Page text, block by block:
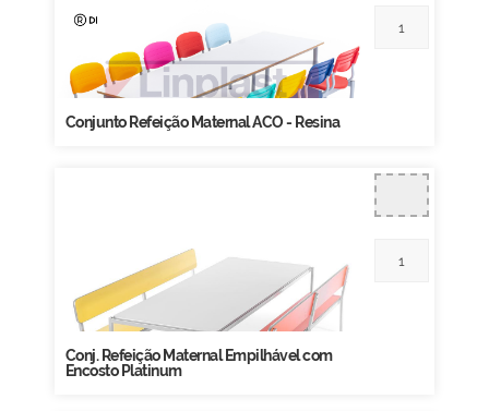
Conjunto Refeição Maternal ACO - Resina
Conj. Refeição Maternal Empilhável com
Encosto Platinum